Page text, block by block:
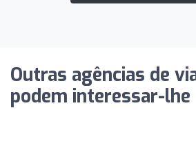
Outras agências de
podem interessar-lhe